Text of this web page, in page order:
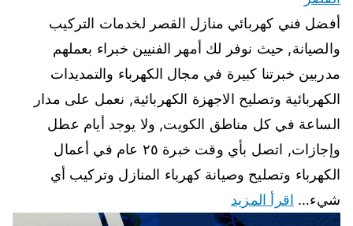
أفضل فني كهربائي منازل القصر لخدمات التركيب
والصيانة, حيث نوفر لك أمهر الفنيين خبراء بعملهم
مدربين خبرتنا كبيرة في مجال الكهرباء والتمديدات
الكهربائية وتصليح الاجهزة الكهربائية, نعمل على مدار
الساعة في كل مناطق الكويت, ولا يوجد أيام عطل
وإجازات, اتصل بأي وقت خبرة ٢٥ عام في أعمال
الكهرباء وتصليح وصيانة كهرباء المنازل وتركيب أي
شيء… اقرأ المزيد